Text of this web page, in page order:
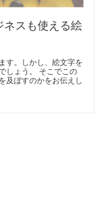
ネスも使える絵
す。しかし、絵文字を
しょう。 そこでこの
及ぼすのかをお伝えし